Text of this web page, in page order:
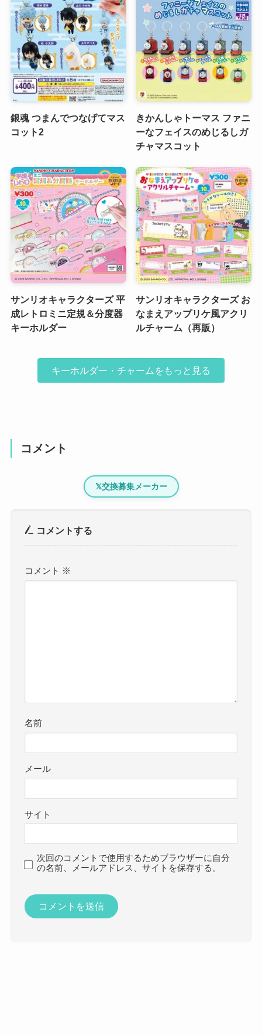
銀魂 つまんでつなげてマス
コット2
きかんしゃトーマス ファニ
ーなフェイスのめじるしガ
チャマスコット
サンリオキャラクターズ 平
成レトロミニ定規＆分度器
キーホルダー
サンリオキャラクターズ お
なまえアップリケ風アクリ
ルチャーム（再販）
キーホルダー・チャームをもっと見る
コメント
𝕏交換募集メーカー
コメントする
コメント ※
名前
メール
サイト
次回のコメントで使用するためブラウザーに自分
の名前、メールアドレス、サイトを保存する。